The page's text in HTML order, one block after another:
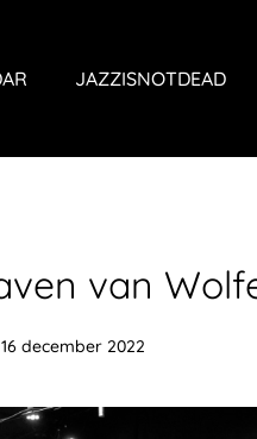
JAZZISNOTDEAD
van
16 december 2022